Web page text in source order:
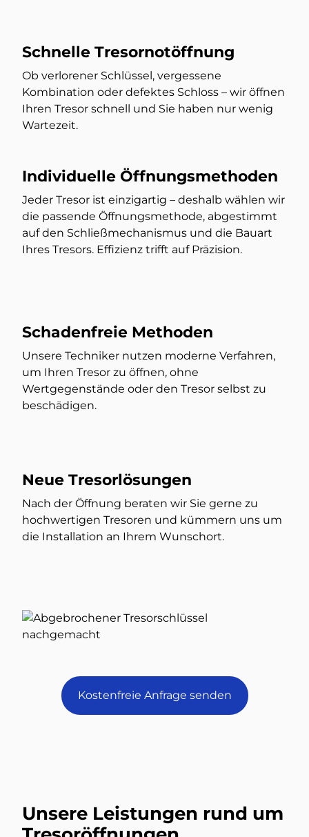
Schnelle Tresornotöffnung
Ob verlorener Schlüssel, vergessene
Kombination oder defektes Schloss – wir öffnen
Ihren Tresor schnell und Sie haben nur wenig
Wartezeit.
Individuelle Öffnungsmethoden
Jeder Tresor ist einzigartig – deshalb wählen wir
die passende Öffnungsmethode, abgestimmt
auf den Schließmechanismus und die Bauart
Ihres Tresors. Effizienz trifft auf Präzision.
Schadenfreie Methoden
Unsere Techniker nutzen moderne Verfahren,
um Ihren Tresor zu öffnen, ohne
Wertgegenstände oder den Tresor selbst zu
beschädigen.
Neue Tresorlösungen
Nach der Öffnung beraten wir Sie gerne zu
hochwertigen Tresoren und kümmern uns um
die Installation an Ihrem Wunschort.
Kostenfreie Anfrage senden
Unsere Leistungen rund um